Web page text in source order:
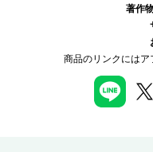
著作
商品のリンクにはア